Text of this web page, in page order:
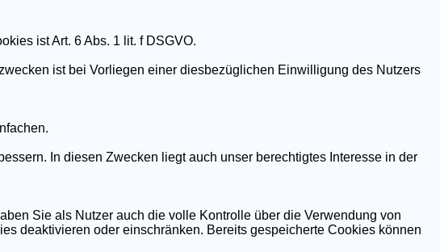
ist Art. 6 Abs. 1 lit. f DSGVO.
ist bei Vorliegen einer diesbezüglichen Einwilligung des Nutzers
In diesen Zwecken liegt auch unser berechtigtes Interesse in der
Sie als Nutzer auch die volle Kontrolle über die Verwendung von
deaktivieren oder einschränken. Bereits gespeicherte Cookies können